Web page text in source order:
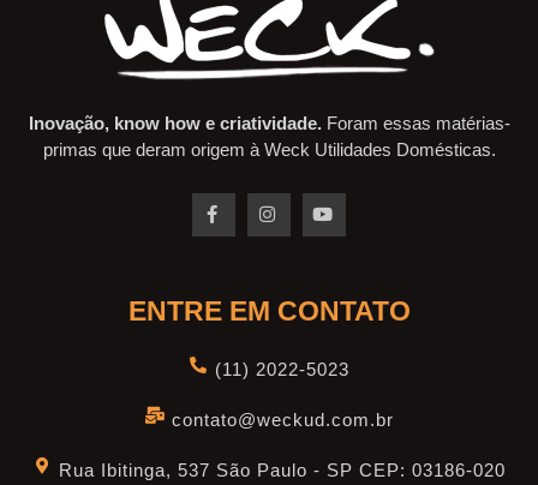
Inovação, know how e criatividade. Foram essas matérias-
primas que deram origem à Weck Utilidades Domésticas.
ENTRE EM CONTATO
(11) 2022-5023
contato@weckud.com.br
Rua Ibitinga, 537 São Paulo - SP CEP: 03186-020